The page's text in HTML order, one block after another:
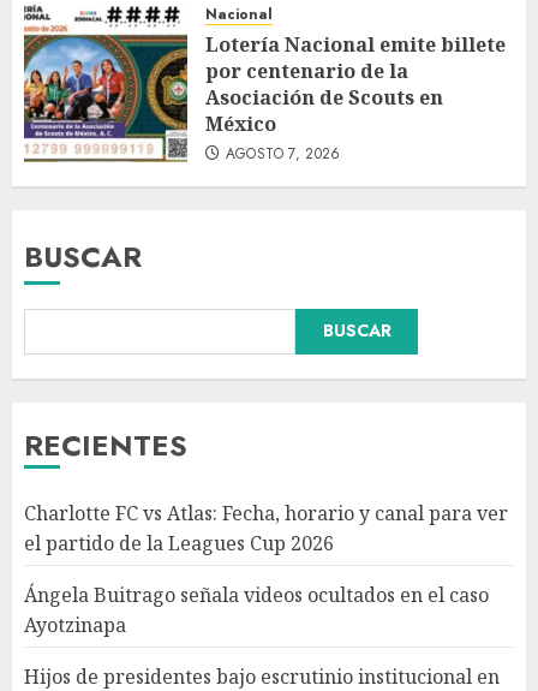
Nacional
Lotería Nacional emite billete
por centenario de la
Asociación de Scouts en
México
AGOSTO 7, 2026
BUSCAR
BUSCAR
RECIENTES
Charlotte FC vs Atlas: Fecha, horario y canal para ver
el partido de la Leagues Cup 2026
Ángela Buitrago señala videos ocultados en el caso
Ayotzinapa
Hijos de presidentes bajo escrutinio institucional en
3
Hijos de presidentes bajo
escrutinio institucional en
4
Colombia despide al gobierno
de cambio de Gustavo Petro
transformaciones y desafíos